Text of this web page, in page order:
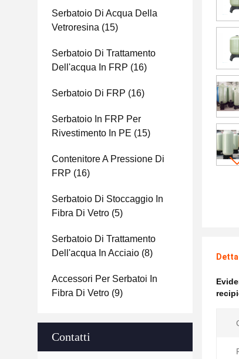
Serbatoio Di Acqua Della
Vetroresina (15)
Serbatoio Di Trattamento
Dell'acqua In FRP (16)
Serbatoio Di FRP (16)
Serbatoio In FRP Per
Rivestimento In PE (15)
Contenitore A Pressione Di
FRP (16)
Serbatoio Di Stoccaggio In
Fibra Di Vetro (5)
Serbatoio Di Trattamento
Dell'acqua In Acciaio (8)
Accessori Per Serbatoi In
Fibra Di Vetro (9)
Contatti